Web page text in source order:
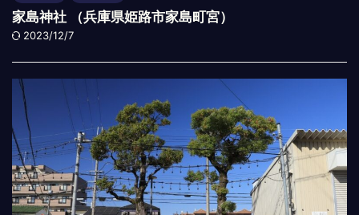
家島神社 （兵庫県姫路市家島町宮）
2023/12/7